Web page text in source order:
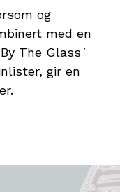
og
med en
The Glass´
gir en
venner,